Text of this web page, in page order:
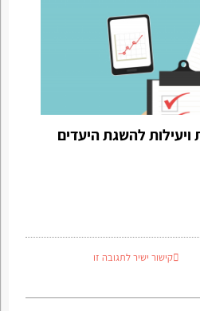
ויעילות להשגת היעדים
קישור ישיר לתגובה זו